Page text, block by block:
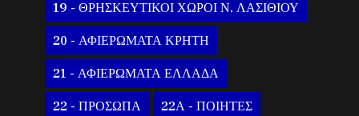
19 - ΘΡΗΣΚΕΥΤΙΚΟΙ ΧΩΡΟΙ Ν. ΛΑΣΙΘΙΟΥ
20 - ΑΦΙΕΡΩΜΑΤΑ ΚΡΗΤΗ
21 - ΑΦΙΕΡΩΜΑΤΑ ΕΛΛΑΔΑ
22 - ΠΡΟΣΩΠΑ 22Α - ΠΟΙΗΤΕΣ